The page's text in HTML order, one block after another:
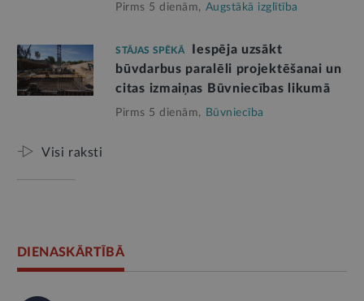
Pirms 5 dienām, Augstākā izglītība
STĀJAS SPĒKĀ
Iespēja uzsākt
būvdarbus paralēli projektēšanai un
citas izmaiņas Būvniecības likumā
Pirms 5 dienām, Būvniecība
Visi raksti
DIENASKĀRTĪBĀ